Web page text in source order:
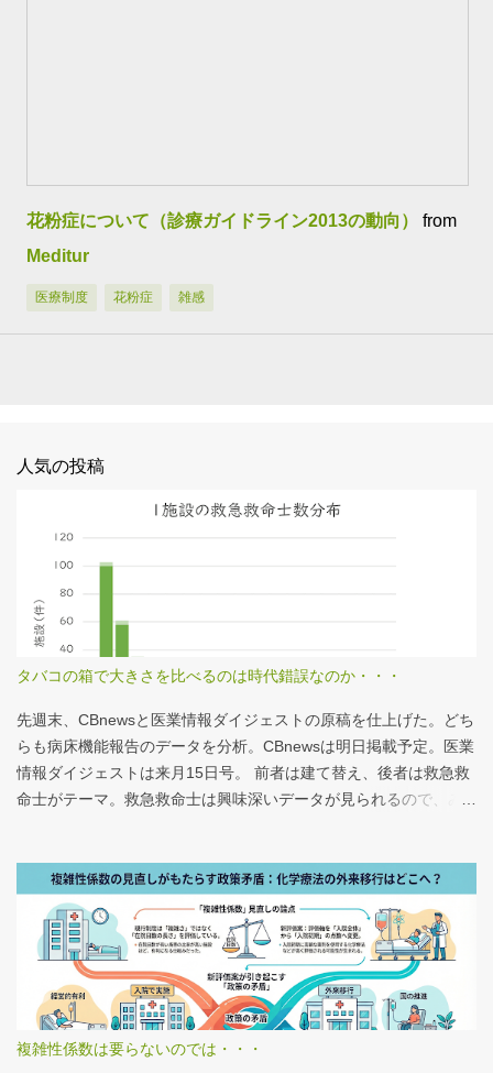
花粉症について（診療ガイドライン2013の動向）
from
Meditur
医療制度 花粉症 雑感
人気の投稿
タバコの箱で大きさを比べるのは時代錯誤なのか・・・
先週末、CBnewsと医業情報ダイジェストの原稿を仕上げた。どち
らも病床機能報告のデータを分析。CBnewsは明日掲載予定。医業
情報ダイジェストは来月15日号。 前者は建て替え、後者は救急救
命士がテーマ。救急救命士は興味深いデータが見られるので、み
は、医業情報ダイジェストの記事をお読みください！なのだが、
分析結果の一例は下のグラフ。 病床機能報告（2023年度報告）を
基に作成 ※救急救命士の人数は常勤・非常勤（常勤換算）の合
計。人数が0人の施設は集計に含まない この施設は何人いるんだろ
う？、あの施設は何人だろう？と見てみるだけでも十分興味深い
が、上のグラフのような情報が頭に入っていると、比較整理しや
する。立派な建物がある。武蔵国府の国司館（こくしのたち）を
複雑性係数は要らないのでは・・・